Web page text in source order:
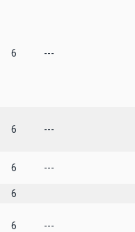
6 ---
6 ---
6 ---
6
6 ---